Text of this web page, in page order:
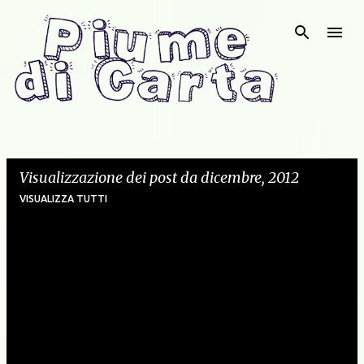
Passa ai contenuti principali
Visualizzazione dei post da dicembre, 2012
VISUALIZZA TUTTI